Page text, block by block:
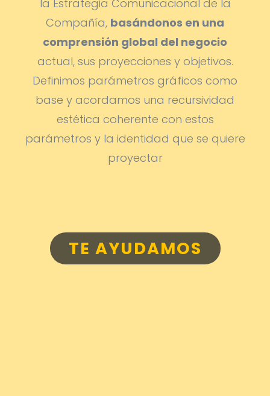
la Estrategia Comunicacional de la
Compañía, basándonos en una
comprensión global del negocio
actual, sus proyecciones y objetivos.
Definimos parámetros gráficos como
base y acordamos una recursividad
estética coherente con estos
parámetros y la identidad que se quiere
proyectar
TE AYUDAMOS